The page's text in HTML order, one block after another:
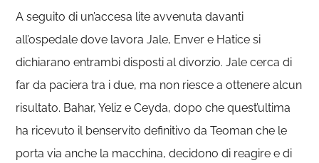
A seguito di un’accesa lite avvenuta davanti
all’ospedale dove lavora Jale, Enver e Hatice si
dichiarano entrambi disposti al divorzio. Jale cerca di
far da paciera tra i due, ma non riesce a ottenere alcun
risultato. Bahar, Yeliz e Ceyda, dopo che quest’ultima
ha ricevuto il benservito definitivo da Teoman che le
porta via anche la macchina, decidono di reagire e di